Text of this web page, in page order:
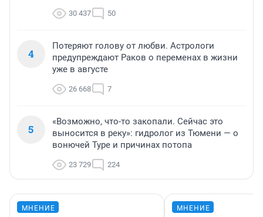
30 437 50
4
Потеряют голову от любви. Астрологи
предупреждают Раков о переменах в жизни
уже в августе
26 668 7
5
«Возможно, что-то закопали. Сейчас это
выносится в реку»: гидролог из Тюмени — о
вонючей Туре и причинах потопа
23 729 224
МНЕНИЕ МНЕНИЕ